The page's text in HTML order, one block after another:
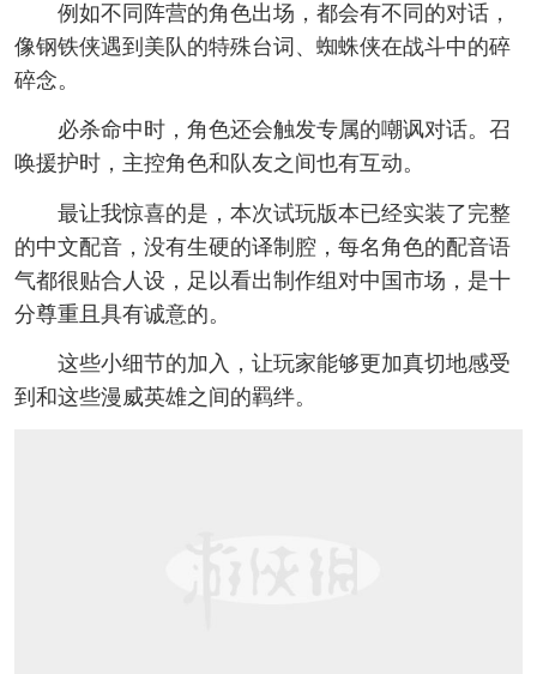
例如不同阵营的角色出场，都会有不同的对话，
像钢铁侠遇到美队的特殊台词、蜘蛛侠在战斗中的碎
碎念。
必杀命中时，角色还会触发专属的嘲讽对话。召
唤援护时，主控角色和队友之间也有互动。
最让我惊喜的是，本次试玩版本已经实装了完整
的中文配音，没有生硬的译制腔，每名角色的配音语
气都很贴合人设，足以看出制作组对中国市场，是十
分尊重且具有诚意的。
这些小细节的加入，让玩家能够更加真切地感受
到和这些漫威英雄之间的羁绊。